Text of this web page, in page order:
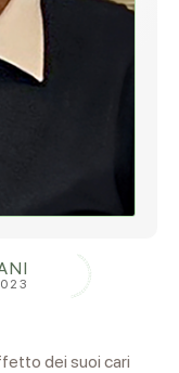
dei suoi cari